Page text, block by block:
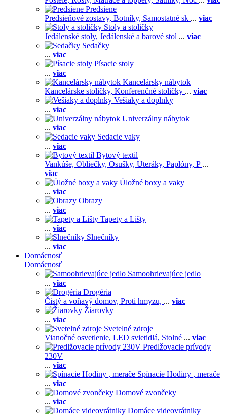
Predsiene
Predsieňové zostavy, Botníky, Samostatné sk ... viac
Stoly a stoličky
Jedálenské stoly, Jedálenské a barové stol ... viac
Sedačky
... viac
Písacie stoly
... viac
Kancelársky nábytok
Kancelárske stoličky, Konferenčné stoličky ... viac
Vešiaky a doplnky
... viac
Univerzálny nábytok
... viac
Sedacie vaky
... viac
Bytový textil
Vankúše, Obliečky, Osušky, Uteráky, Paplóny, P ...
viac
Úložné boxy a vaky
... viac
Obrazy
... viac
Tapety a Lišty
... viac
Slnečníky
... viac
Domácnosť
Domácnosť
Samoohrievajúce jedlo
... viac
Drogéria
Čistý a voňavý domov, Proti hmyzu, ... viac
Žiarovky
... viac
Svetelné zdroje
Vianočné osvetlenie, LED svietidlá, Stolné ... viac
Predlžovacie prívody
230V
... viac
Spínacie Hodiny , merače
... viac
Domové zvončeky
... viac
Domáce videovrátniky